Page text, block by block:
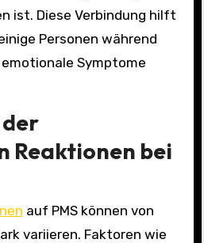
ist. Diese Verbindung hilft
Personen während
Symptome
Reaktionen bei
auf PMS können von
variieren. Faktoren wie